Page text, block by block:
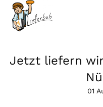
Jetzt liefern
01